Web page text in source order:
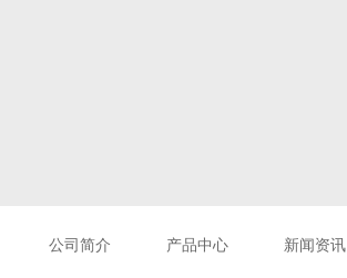
公司简介 产品中心 新闻资讯